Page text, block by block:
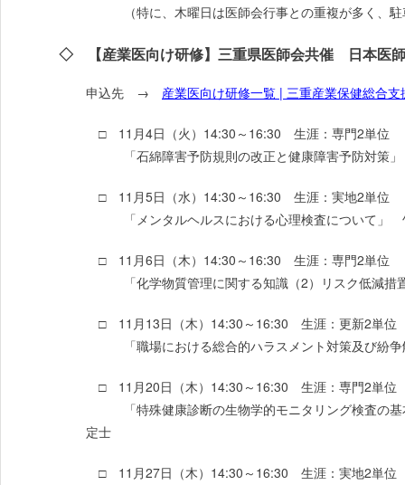
（特に、木曜日は医師会行事との重複が多く、駐
◇ 【産業医向け研修】三重県医師会共催 日本医師
申込先 → 産業医向け研修一覧 | 三重産業保健総合
□ 11月4日（火）14:30～16:30 生涯：専門2単位
「石綿障害予防規則の改正と健康障害予防対策」
□ 11月5日（水）14:30～16:30 生涯：実地2単位
「メンタルヘルスにおける心理検査について」
□ 11月6日（木）14:30～16:30 生涯：専門2単位
「化学物質管理に関する知識（2）リスク低減措
□ 11月13日（木）14:30～16:30 生涯：更新2単位
「職場における総合的ハラスメント対策及び紛
□ 11月20日（木）14:30～16:30 生涯：専門2単位
「特殊健康診断の生物学的モニタリング検査の基
定士
□ 11月27日（木）14:30～16:30 生涯：実地2単位